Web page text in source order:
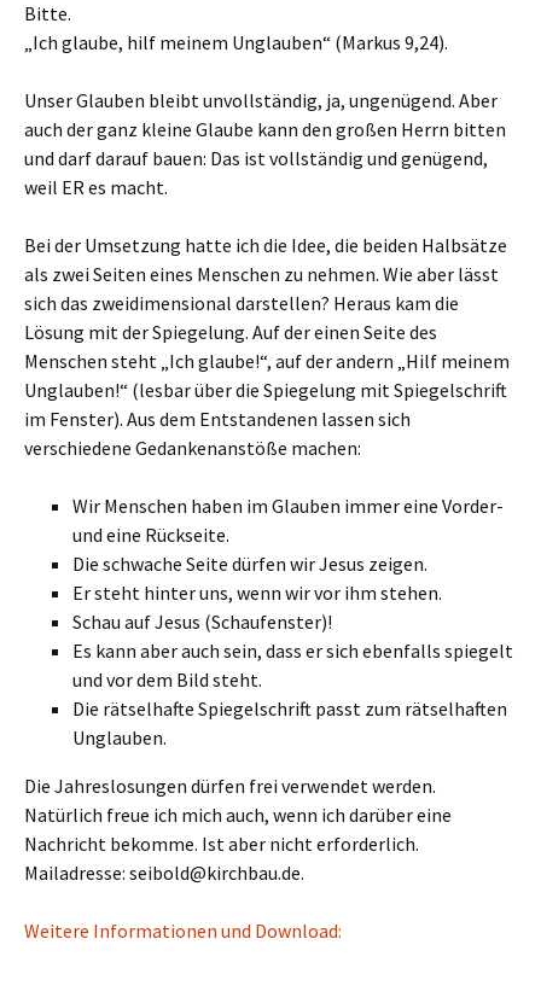
Bitte.
„Ich glaube, hilf meinem Unglauben“ (Markus 9,24).
Unser Glauben bleibt unvollständig, ja, ungenügend. Aber
auch der ganz kleine Glaube kann den großen Herrn bitten
und darf darauf bauen: Das ist vollständig und genügend,
weil ER es macht.
Bei der Umsetzung hatte ich die Idee, die beiden Halbsätze
als zwei Seiten eines Menschen zu nehmen. Wie aber lässt
sich das zweidimensional darstellen? Heraus kam die
Lösung mit der Spiegelung. Auf der einen Seite des
Menschen steht „Ich glaube!“, auf der andern „Hilf meinem
Unglauben!“ (lesbar über die Spiegelung mit Spiegelschrift
im Fenster). Aus dem Entstandenen lassen sich
verschiedene Gedankenanstöße machen:
Wir Menschen haben im Glauben immer eine Vorder-
und eine Rückseite.
Die schwache Seite dürfen wir Jesus zeigen.
Er steht hinter uns, wenn wir vor ihm stehen.
Schau auf Jesus (Schaufenster)!
Es kann aber auch sein, dass er sich ebenfalls spiegelt
und vor dem Bild steht.
Die rätselhafte Spiegelschrift passt zum rätselhaften
Unglauben.
Die Jahreslosungen dürfen frei verwendet werden.
Natürlich freue ich mich auch, wenn ich darüber eine
Nachricht bekomme. Ist aber nicht erforderlich.
Mailadresse: seibold@kirchbau.de.
Weitere Informationen und Download: